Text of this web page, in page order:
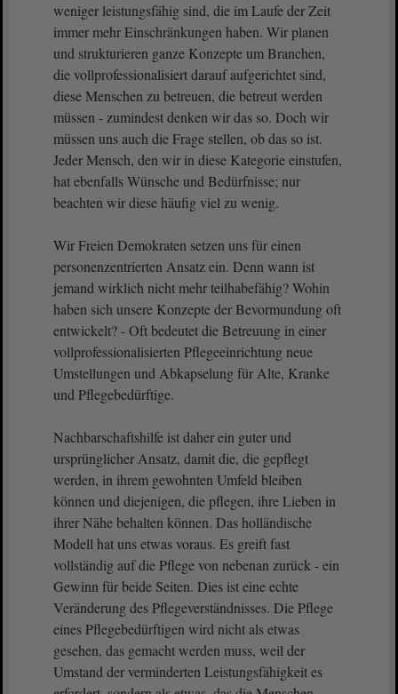
weniger leistungsfähig sind, die im Laufe der Zeit
immer mehr Einschränkungen haben. Wir planen
und strukturieren ganze Konzepte um Branchen,
die vollprofessionalisiert darauf aufgerichtet sind,
diese Menschen zu betreuen, die betreut werden
müssen - zumindest denken wir das so. Doch wir
müssen uns auch die Frage stellen, ob das so ist.
Jeder Mensch, den wir in diese Kategorie einstufen,
hat ebenfalls Wünsche und Bedürfnisse; nur
beachten wir diese häufig viel zu wenig.
Wir Freien Demokraten setzen uns für einen
personenzentrierten Ansatz ein. Denn wann ist
jemand wirklich nicht mehr teilhabefähig? Wohin
haben sich unsere Konzepte der Bevormundung oft
entwickelt? - Oft bedeutet die Betreuung in einer
vollprofessionalisierten Pflegeeinrichtung neue
Umstellungen und Abkapselung für Alte, Kranke
und Pflegebedürftige.
Nachbarschaftshilfe ist daher ein guter und
ursprünglicher Ansatz, damit die, die gepflegt
werden, in ihrem gewohnten Umfeld bleiben
können und diejenigen, die pflegen, ihre Lieben in
ihrer Nähe behalten können. Das holländische
Modell hat uns etwas voraus. Es greift fast
vollständig auf die Pflege von nebenan zurück - ein
Gewinn für beide Seiten. Dies ist eine echte
Veränderung des Pflegeverständnisses. Die Pflege
eines Pflegebedürftigen wird nicht als etwas
gesehen, das gemacht werden muss, weil der
Umstand der verminderten Leistungsfähigkeit es